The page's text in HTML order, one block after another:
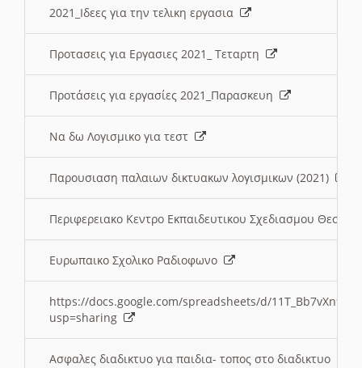
2021_Ιδεες για την τελικη εργασια
Προτασεις για Εργασιες 2021_ Τεταρτη
Προτάσεις για εργασίες 2021_Παρασκευη
Να δω Λογισμικο για τεστ
Παρουσιαση παλαιων δικτυακων λογισμικων (2021)
Περιφερειακο Κεντρο Εκπαιδευτικου Σχεδιασμου
Ευρωπαικο Σχολικο Ραδιοφωνο
https://docs.google.com/spreadsheets/d/
usp=sharing
Ασφαλες διαδικτυο για παιδια- τοπος στο διαδικτυο